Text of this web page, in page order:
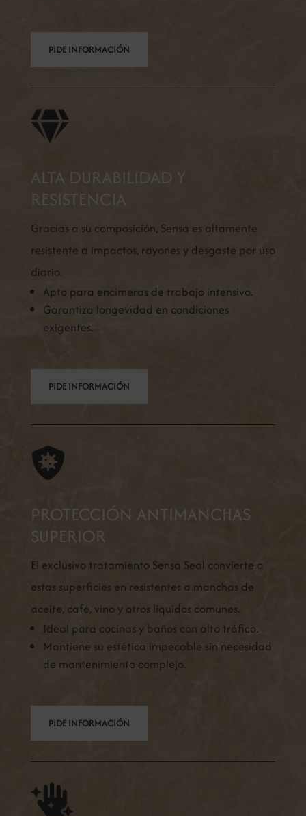
PIDE INFORMACIÓN

ALTA DURABILIDAD Y
RESISTENCIA
Gracias a su composición, Sensa es altamente
resistente a impactos, rayones y desgaste por uso
diario.
Apto para encimeras de trabajo intensivo.
Garantiza longevidad en condiciones
exigentes.
PIDE INFORMACIÓN

PROTECCIÓN ANTIMANCHAS
SUPERIOR
El exclusivo tratamiento Sensa Seal convierte a
estas superficies en resistentes a manchas de
aceite, café, vino y otros líquidos comunes.
Ideal para cocinas y baños con alto tráfico.
Mantiene su estética impecable sin necesidad
de mantenimiento complejo.
PIDE INFORMACIÓN
